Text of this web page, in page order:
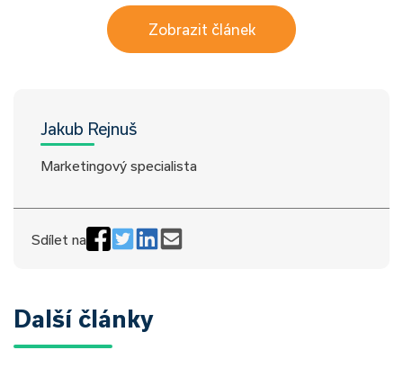
Zobrazit článek
Jakub Rejnuš
Marketingový specialista
Sdílet na
Další články